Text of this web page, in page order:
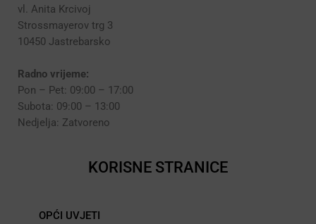
vl. Anita Krcivoj
Strossmayerov trg 3
10450 Jastrebarsko
Radno vrijeme:
Pon – Pet: 09:00 – 17:00
Subota: 09:00 – 13:00
Nedjelja: Zatvoreno
KORISNE STRANICE
OPĆI UVJETI